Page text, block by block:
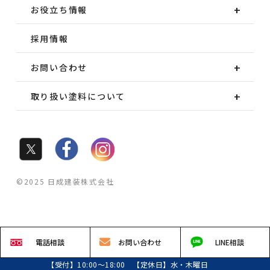
電話相談 お問い合わせ LINE相談
【受付】10:00～18:00 【定休日】水・木曜日
お役立ち情報
採用情報
お問い合わせ
取り扱い塗料について
©2025 日成建装株式会社